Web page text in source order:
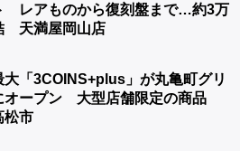
レアものから復刻盤まで…約3万
天満屋岡山店
大「3COINS+plus」が丸亀町グリ
オープン 大型店舗限定の商品
市